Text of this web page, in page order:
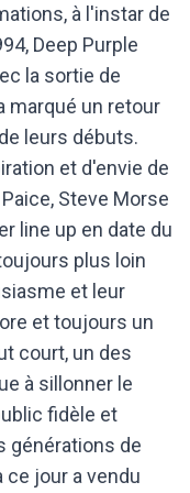
à l'instar de
Deep Purple
la sortie de
marqué un retour
leurs débuts.
et d'envie de
Paice, Steve Morse
line up en date du
plus loin
et leur
et toujours un
court, un des
à sillonner le
fidèle et
générations de
ce jour a vendu